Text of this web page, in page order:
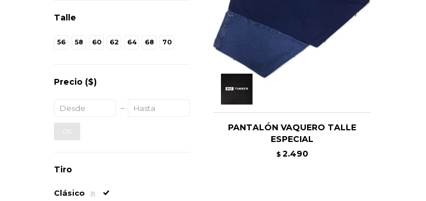
PANTALÓN VAQUERO TALLE
ESPECIAL
$ 2.490
Talle
56 58 60 62 64 68 70
Precio ($)
OK
Tiro
Clásico (1)